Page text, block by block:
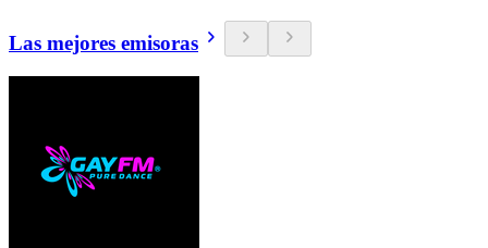
Las mejores emisoras